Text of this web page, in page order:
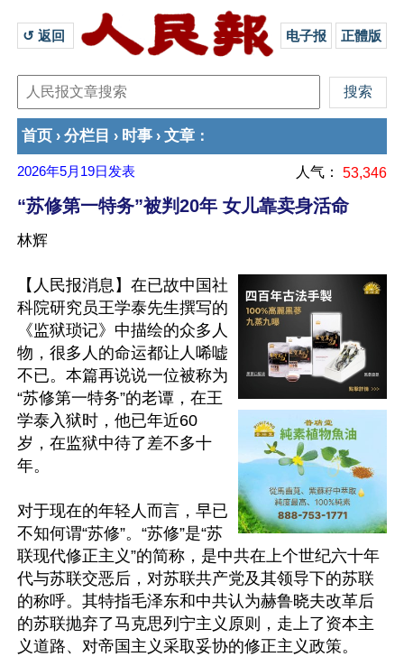
↺ 返回 电子报 正體版
首页 › 分栏目 › 时事 › 文章 ：
2026年5月19日 发表 人气： 53,346
“苏修第一特务”被判20年 女儿靠卖身活命
林辉
【人民报消息】在已故中国社
科院研究员王学泰先生撰写的
《监狱琐记》中描绘的众多人
物，很多人的命运都让人唏嘘
不已。本篇再说说一位被称为
“苏修第一特务”的老谭，在王
学泰入狱时，他已年近60
岁，在监狱中待了差不多十
年。
对于现在的年轻人而言，早已
不知何谓“苏修”。“苏修”是“苏
联现代修正主义”的简称，是中共在上个世纪六十年
代与苏联交恶后，对苏联共产党及其领导下的苏联
的称呼。其特指毛泽东和中共认为赫鲁晓夫改革后
的苏联抛弃了马克思列宁主义原则，走上了资本主
义道路、对帝国主义采取妥协的修正主义政策。